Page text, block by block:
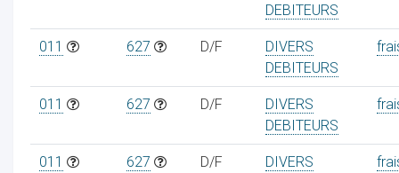
DEBITEURS
011 627 D/F
DIVERS
DEBITEURS
011 627 D/F
DIVERS
DEBITEURS
011 627 D/F
DIVERS